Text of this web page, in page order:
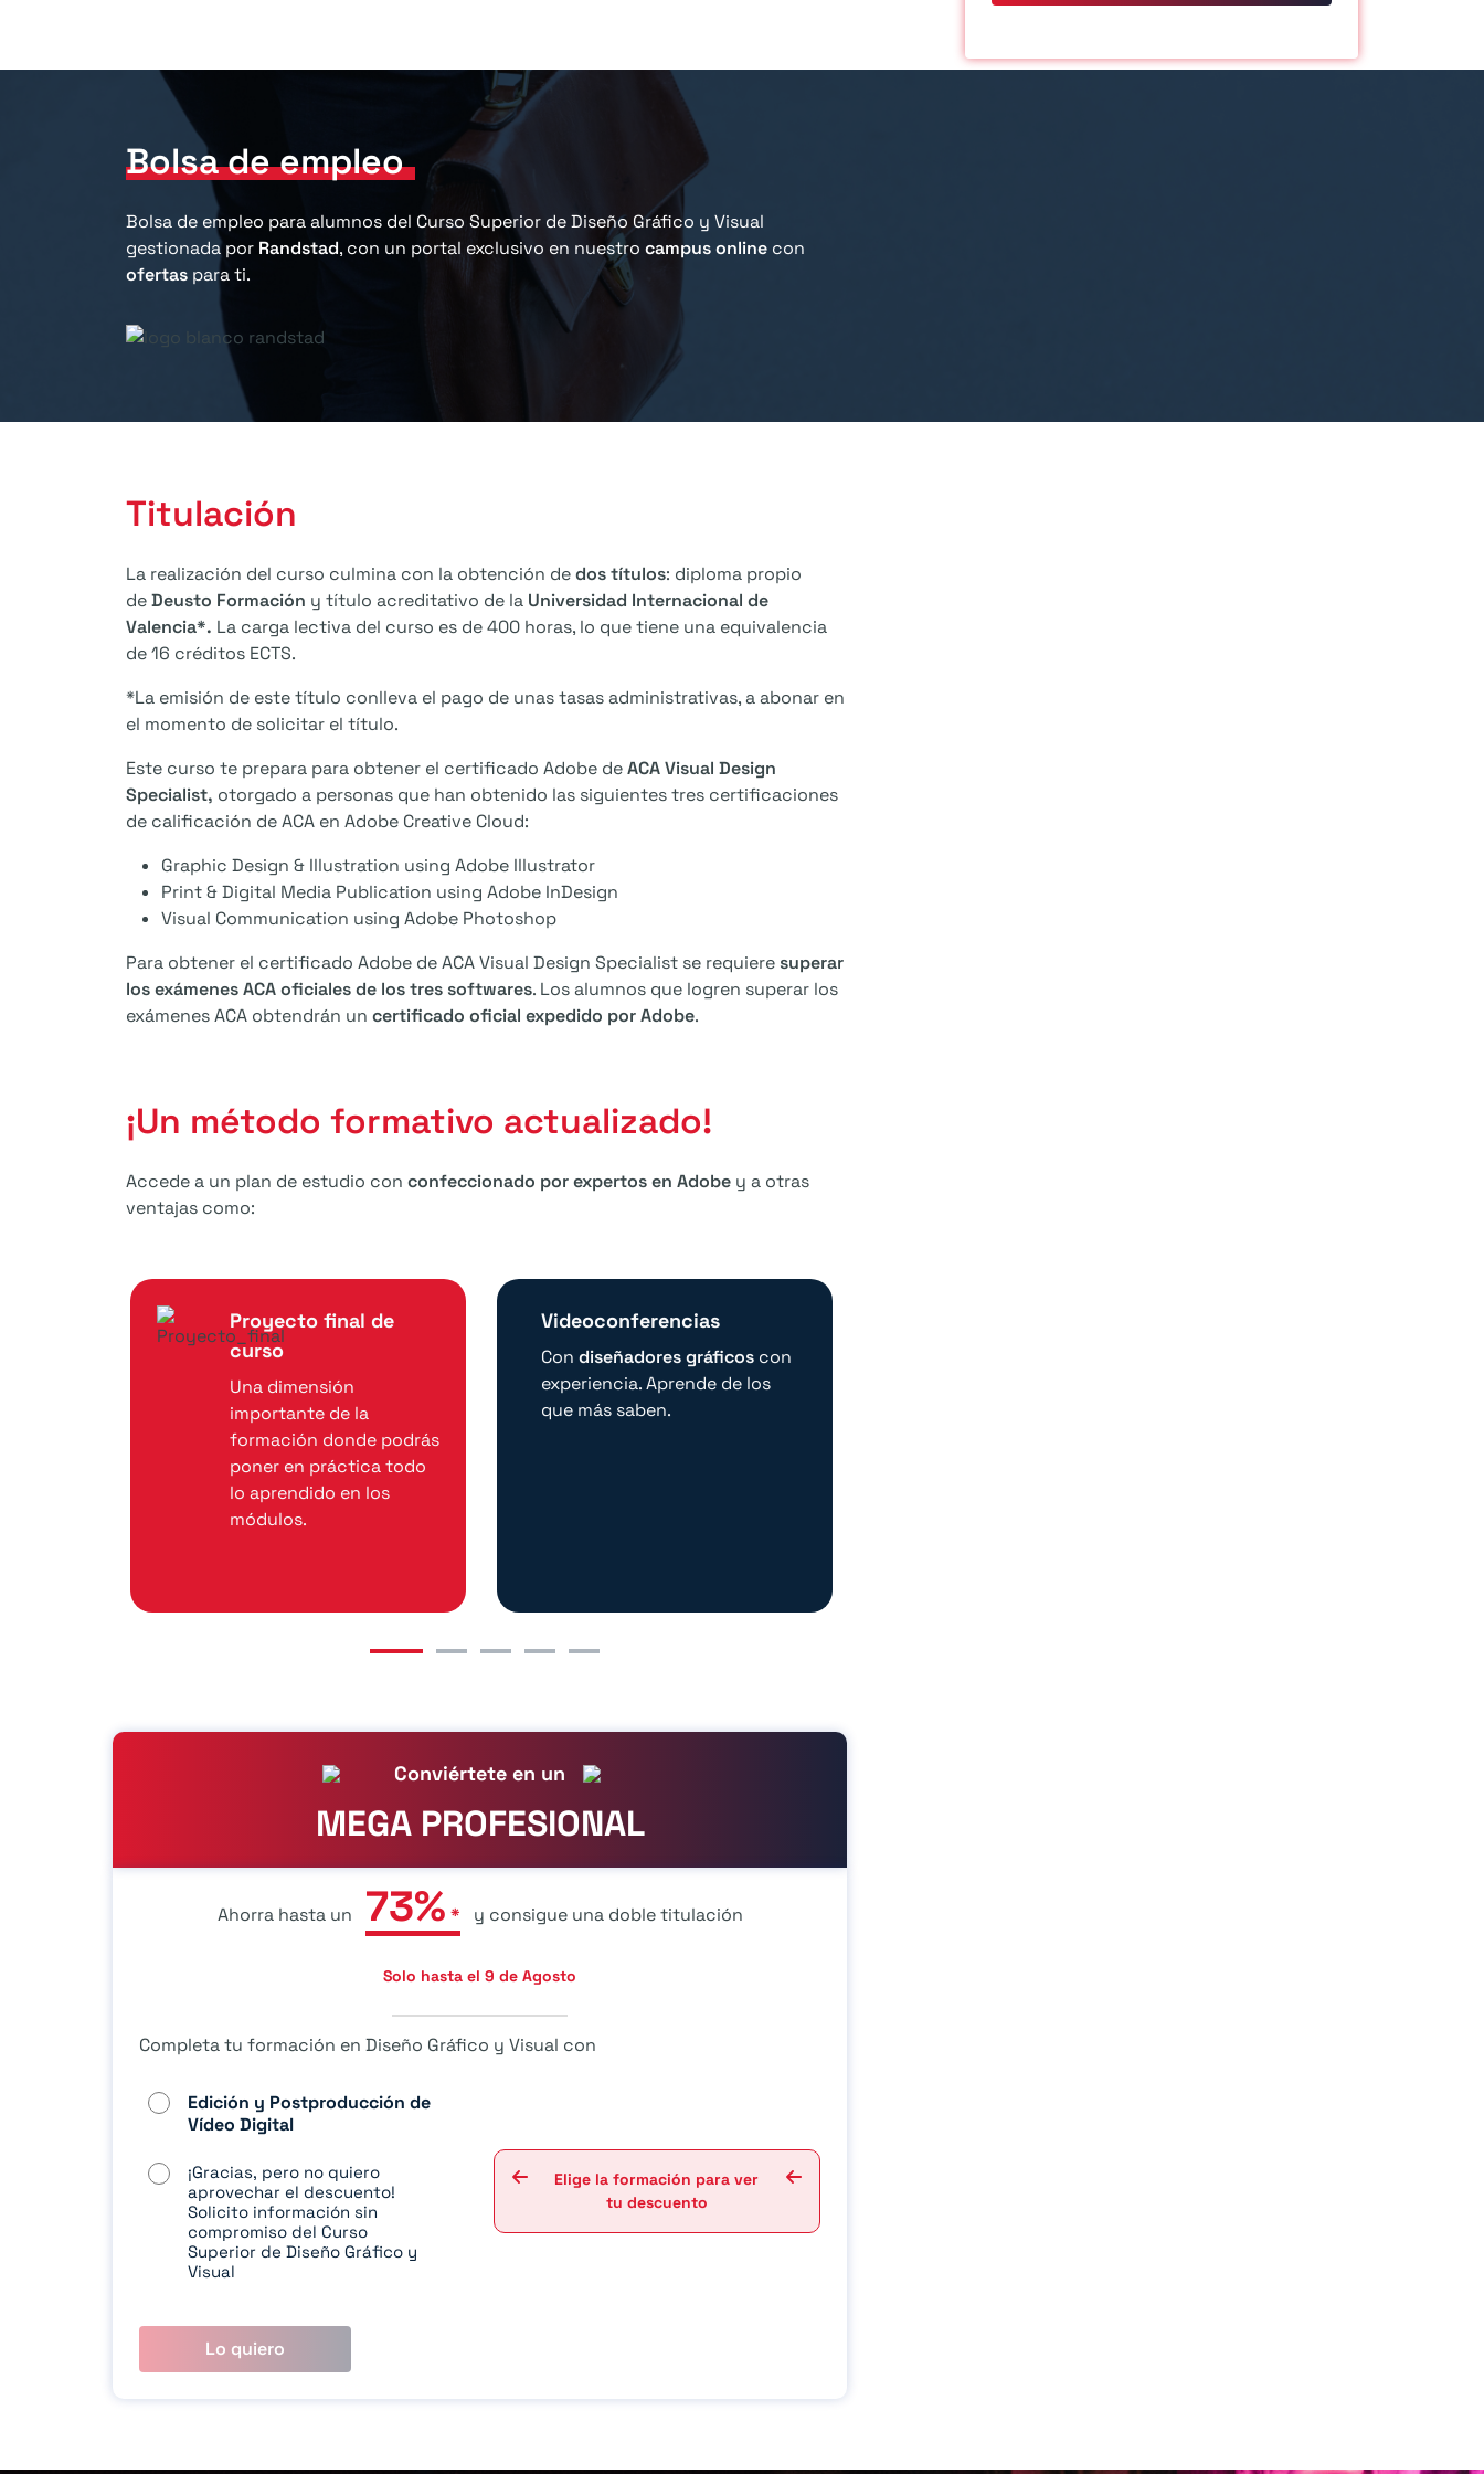
Bolsa de empleo
Bolsa de empleo para alumnos del Curso Superior de Diseño Gráfico y Visual
gestionada por Randstad, con un portal exclusivo en nuestro campus online con
ofertas para ti.
Titulación
La realización del curso culmina con la obtención dedos títulos: diploma propio
deDeusto Formación y título acreditativo de la Universidad Internacional de
Valencia*. La carga lectiva del curso es de 400 horas, lo que tiene una equivalencia
de 16 créditos ECTS.
*La emisión de este título conlleva el pago de unas tasas administrativas, a abonar en
el momento de solicitar el título.
Este curso te prepara para obtener el certificado Adobe deACA Visual Design
Specialist, otorgado a personas que han obtenido las siguientes tres certificaciones
de calificación de ACA en Adobe Creative Cloud:
Graphic Design & Illustration using Adobe Illustrator
Print & Digital Media Publication using Adobe InDesign
Visual Communication using Adobe Photoshop
Para obtener el certificado Adobe de ACA Visual Design Specialist se requiere superar
los exámenes ACA oficiales de los tres softwares. Los alumnos que logren superar los
exámenes ACA obtendrán un certificado oficial expedido por Adobe.
¡Un método formativo actualizado!
Accede a un plan de estudio con confeccionado por expertos en Adobe y a otras
ventajas como:
Proyecto final de
curso
Una dimensión
importante de la
formación donde podrás
poner en práctica todo
lo aprendido en los
módulos.
Videoconferencias
Condiseñadores gráficos con
experiencia. Aprende de los
que más saben.
Conviértete en un
MEGA PROFESIONAL
Ahorra hasta un 73% * y consigue una doble titulación
Solo hasta el 9 de Agosto
Completa tu formación en Diseño Gráfico y Visual con
Edición y Postproducción de
Vídeo Digital
¡Gracias, pero no quiero
aprovechar el descuento!
Solicito información sin
compromiso del Curso
Superior de Diseño Gráfico y
Visual
Elige la formación para ver
tu descuento
Lo quiero